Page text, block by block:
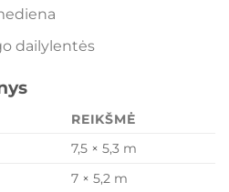
dailylentės
REIKŠMĖ
7,5 × 5,3 m
7 × 5,2 m